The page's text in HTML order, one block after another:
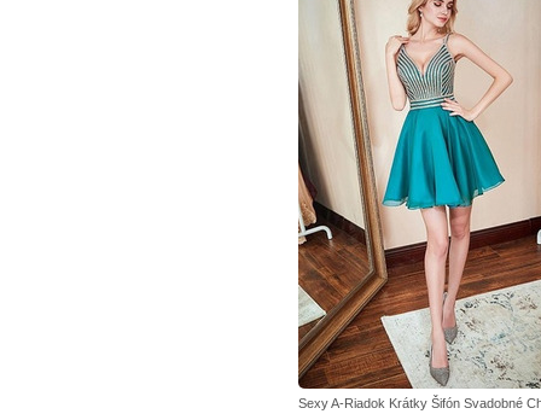
Sexy A-Riadok Krátky Šifón Svadobné